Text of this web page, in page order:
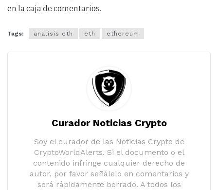
en la caja de comentarios.
Tags: analisis eth eth ethereum
Curador Noticias Crypto
Soy el curador de las Noticias Crypto de
CryptoWorldAlerts. Si el documento o el
contenido infringe cualquier derecho de
autor, por favor señálelo en comentarios y
será rápidamente borrado. A todos los